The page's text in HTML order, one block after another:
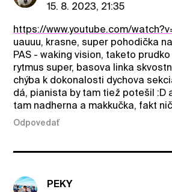
15. 8. 2023, 21:35
https://www.youtube.com/
uauuu, krasne, super pohodička
PAS - waking vision, taketo
rytmus super, basova linka
chýba k dokonalosti dychova
dá, pianista by tam tiež potešil :D
tam nadherna a makkučka, fakt
Odpovedať
PEKY